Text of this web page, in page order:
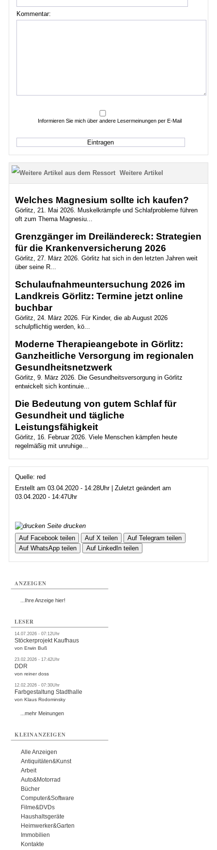
Kommentar:
Informieren Sie mich über andere Lesermeinungen per E-Mail
Weitere Artikel
Welches Magnesium sollte ich kaufen?
Görlitz, 21. Mai 2026. Muskelkrämpfe und Schlafprobleme führen
oft zum Thema Magnesiu...
Grenzgänger im Dreiländereck: Strategien
für die Krankenversicherung 2026
Görlitz, 27. März 2026. Görlitz hat sich in den letzten Jahren weit
über seine R...
Schulaufnahmeuntersuchung 2026 im
Landkreis Görlitz: Termine jetzt online
buchbar
Görlitz, 24. März 2026. Für Kinder, die ab August 2026
schulpflichtig werden, kö...
Moderne Therapieangebote in Görlitz:
Ganzheitliche Versorgung im regionalen
Gesundheitsnetzwerk
Görlitz, 9. März 2026. Die Gesundheitsversorgung in Görlitz
entwickelt sich kontinuie...
Die Bedeutung von gutem Schlaf für
Gesundheit und tägliche
Leistungsfähigkeit
Görlitz, 16. Februar 2026. Viele Menschen kämpfen heute
regelmäßig mit unruhige...
Quelle: red
Erstellt am 03.04.2020 - 14:28Uhr | Zuletzt geändert am
03.04.2020 - 14:47Uhr
Seite drucken
Auf Facebook teilen
Auf X teilen
Auf Telegram teilen
Auf WhatsApp teilen
Auf LinkedIn teilen
ANZEIGEN
...Ihre Anzeige hier!
LESER
14.07.2026 - 07:12Uhr
Stöckerprojekt Kaufhaus
von Erwin Buß
23.02.2026 - 17:42Uhr
DDR
von reiner doss
12.02.2026 - 07:30Uhr
Farbgestaltung Stadthalle
von Klaus Rodominsky
...mehr Meinungen
KLEINANZEIGEN
Alle Anzeigen
Antiquitäten&Kunst
Arbeit
Auto&Motorrad
Bücher
Computer&Software
Filme&DVDs
Haushaltsgeräte
Heimwerker&Garten
Immobilien
Kontakte